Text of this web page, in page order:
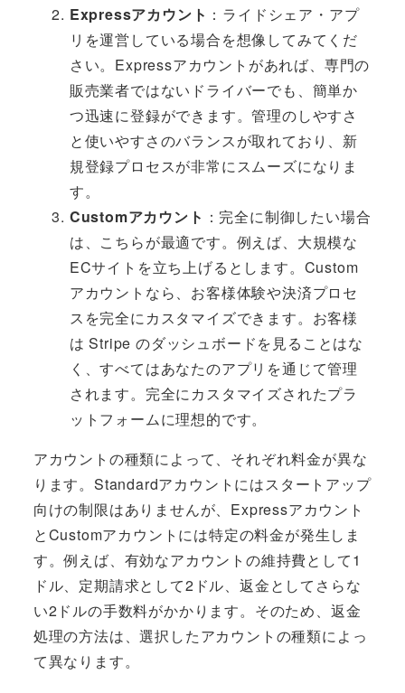
Expressアカウント ：ライドシェア・アプ
リを運営している場合を想像してみてくだ
さい。Expressアカウントがあれば、専門の
販売業者ではないドライバーでも、簡単か
つ迅速に登録ができます。管理のしやすさ
と使いやすさのバランスが取れており、新
規登録プロセスが非常にスムーズになりま
す。
Customアカウント ：完全に制御したい場合
は、こちらが最適です。例えば、大規模な
ECサイトを立ち上げるとします。Custom
アカウントなら、お客様体験や決済プロセ
スを完全にカスタマイズできます。お客様
は Stripe のダッシュボードを見ることはな
く、すべてはあなたのアプリを通じて管理
されます。完全にカスタマイズされたプラ
ットフォームに理想的です。
アカウントの種類によって、それぞれ料金が異な
ります。Standardアカウントにはスタートアップ
向けの制限はありませんが、Expressアカウント
とCustomアカウントには特定の料金が発生しま
す。例えば、有効なアカウントの維持費として1
ドル、定期請求として2ドル、返金としてさらな
い2ドルの手数料がかかります。そのため、返金
処理の方法は、選択したアカウントの種類によっ
て異なります。